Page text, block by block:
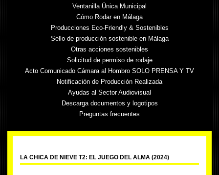
Ventanilla Única Municipal
Cómo Rodar en Málaga
Producciones Eco-Friendly & Sostenibles
Sello de producción sostenible en Málaga
Otras acciones sostenibles
Solicitud de permiso de rodaje
Acto Comunicado Cámara al Hombro SOLO PRENSA Y TV
Notificación de Producción Realizada
Ayudas al Sector Audiovisual
Descarga documentos y logotipos
Preguntas frecuentes
LA CHICA DE NIEVE T2: EL JUEGO DEL ALMA (2024)